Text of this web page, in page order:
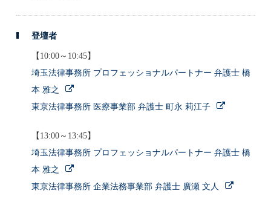
登壇者
【10:00～10:45】
埼玉法律事務所 プロフェッショナルパートナー 弁護士 橋
本 雅之
東京法律事務所 医療事業部 弁護士 町永 莉江子
【13:00～13:45】
埼玉法律事務所 プロフェッショナルパートナー 弁護士 橋
本 雅之
東京法律事務所 企業法務事業部 弁護士 廣瀬 文人